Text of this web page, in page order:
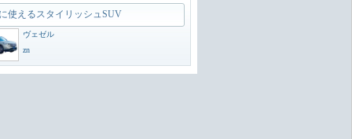
使えるスタイリッシュSUV
ヴェゼル
zn